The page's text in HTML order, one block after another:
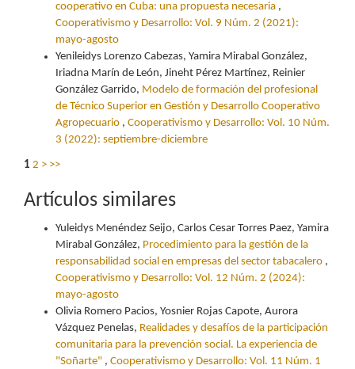
cooperativo en Cuba: una propuesta necesaria ,
Cooperativismo y Desarrollo: Vol. 9 Núm. 2 (2021):
mayo-agosto
Yenileidys Lorenzo Cabezas, Yamira Mirabal González,
Iriadna Marín de León, Jineht Pérez Martínez, Reinier
González Garrido, Modelo de formación del profesional
de Técnico Superior en Gestión y Desarrollo Cooperativo
Agropecuario , Cooperativismo y Desarrollo: Vol. 10 Núm.
3 (2022): septiembre-diciembre
1 2 > >>
Artículos similares
Yuleidys Menéndez Seijo, Carlos Cesar Torres Paez, Yamira
Mirabal González, Procedimiento para la gestión de la
responsabilidad social en empresas del sector tabacalero ,
Cooperativismo y Desarrollo: Vol. 12 Núm. 2 (2024):
mayo-agosto
Olivia Romero Pacios, Yosnier Rojas Capote, Aurora
Vázquez Penelas, Realidades y desafíos de la participación
comunitaria para la prevención social. La experiencia de
"Soñarte" , Cooperativismo y Desarrollo: Vol. 11 Núm. 1